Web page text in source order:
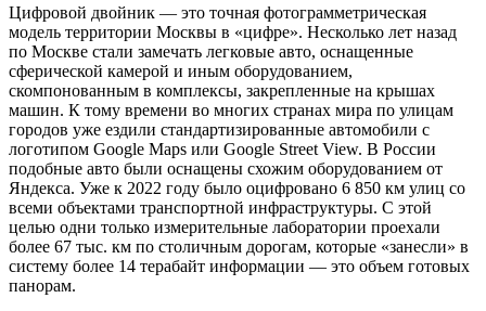
Цифровой двойник — это точная фотограмметрическая
модель территории Москвы в «цифре». Несколько лет назад
по Москве стали замечать легковые авто, оснащенные
сферической камерой и иным оборудованием,
скомпонованным в комплексы, закрепленные на крышах
машин. К тому времени во многих странах мира по улицам
городов уже ездили стандартизированные автомобили с
логотипом Google Maps или Google Street View. В России
подобные авто были оснащены схожим оборудованием от
Яндекса. Уже к 2022 году было оцифровано 6 850 км улиц со
всеми объектами транспортной инфраструктуры. С этой
целью одни только измерительные лаборатории проехали
более 67 тыс. км по столичным дорогам, которые «занесли» в
систему более 14 терабайт информации — это объем готовых
панорам.